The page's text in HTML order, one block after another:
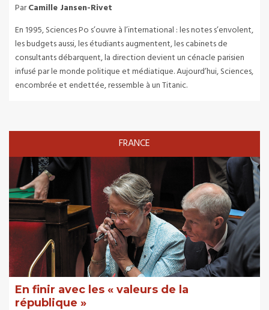
ParCamille Jansen-Rivet
En 1995, Sciences Po s’ouvre à l’international : les notes s’envolent,
les budgets aussi, les étudiants augmentent, les cabinets de
consultants débarquent, la direction devient un cénacle parisien
infusé par le monde politique et médiatique. Aujourd’hui, Sciences,
encombrée et endettée, ressemble à un Titanic.
FRANCE
En finir avec les « valeurs de la
république »